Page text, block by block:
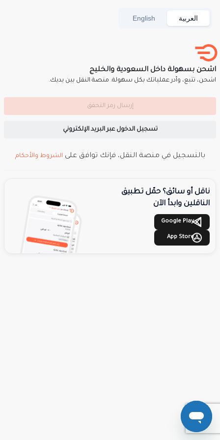
العربية English
اشحن بسهولة داخل السعودية والخليج
اشحن، تتبع، وأدر عملياتك بكل سهولة. منصة النقل بين يديك.
إرسال رمز التحقق
تسجيل الدخول عبر البريد الإلكتروني
بالتسجيل في منصة النقل، فإنك توافق على الشروط والأحكام
ناقل أو سائق؟ حمّل تطبيق
الناقلين وابدأ الآن
Google Play
App Store